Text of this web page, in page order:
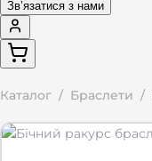
Звʼязатися з нами
Каталог / Браслети /